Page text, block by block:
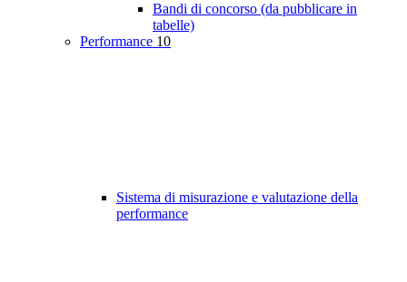
Bandi di concorso (da pubblicare in
tabelle)
Performance 10
Sistema di misurazione e valutazione della
performance